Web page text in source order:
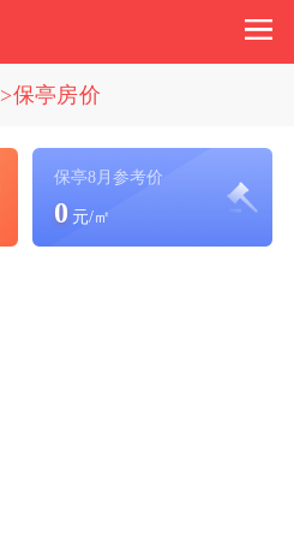
>保亭房价
保亭8月参考价
0 元/㎡